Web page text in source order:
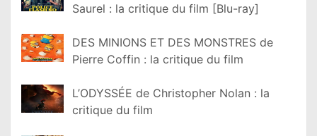
Saurel : la critique du film [Blu-ray]
DES MINIONS ET DES MONSTRES de
Pierre Coffin : la critique du film
L’ODYSSÉE de Christopher Nolan : la
critique du film